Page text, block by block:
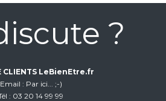
?
CLIENTS LeBienEtre.fr
Email
Par ici... ;-)
03 20 14 99 99